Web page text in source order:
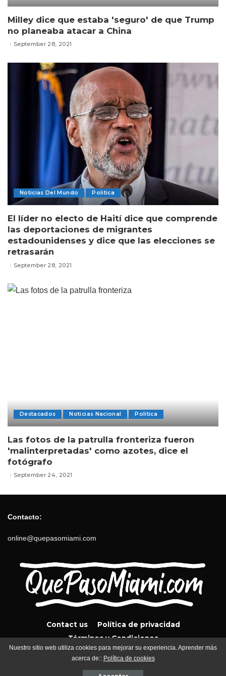
Milley dice que estaba 'seguro' de que Trump
no planeaba atacar a China
September 28, 2021
Noticias Del Mundo Politica
El líder no electo de Haití dice que comprende
las deportaciones de migrantes
estadounidenses y dice que las elecciones se
retrasarán
September 28, 2021
Destacados Noticias Nacional Politica
Las fotos de la patrulla fronteriza fueron
'malinterpretadas' como azotes, dice el
fotógrafo
September 24, 2021
Contacto:
online@quepasomiami.com
Contact us
Política de privacidad
Términos y Condiciones
Nuestro sitio web utiliza cookies para mejorar su experiencia. Aprender más
acerca de:: Política de cookies